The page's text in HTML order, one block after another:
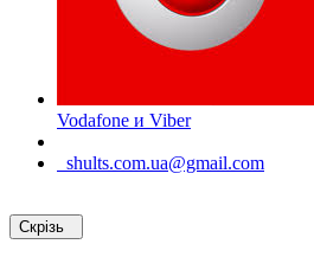
Vodafone и Viber
shults.com.ua@gmail.com
Скрізь